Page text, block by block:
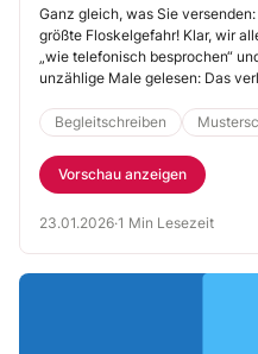
Ganz gleich, was Sie
größte Floskelgefahr! Klar, wir
„wie telefonisch besprochen“
unzählige Male gelesen: Das
führen! Unsere neun
Begleitschreiben floskelfrei
persönliche Note Mehrwert
Begleitschreiben
Vorschau anzeigen
23.01.2026·1 Min Lesezeit